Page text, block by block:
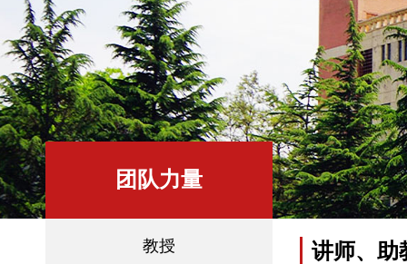
团队力量
教授 讲师、助